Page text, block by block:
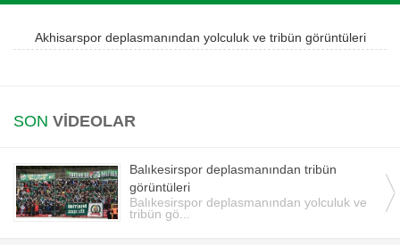
Instagram
iOS
Akhisarspor deplasmanından yolculuk ve tribün görüntüleri
SON VİDEOLAR
Balıkesirspor deplasmanından tribün
görüntüleri
Balıkesirspor deplasmanından yolculuk ve
tribün gö...